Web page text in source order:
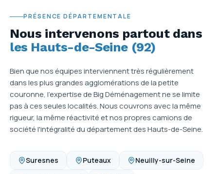
PRÉSENCE DÉPARTEMENTALE
Nous intervenons partout dans
les Hauts-de-Seine (92)
Bien que nos équipes interviennent très régulièrement
dans les plus grandes agglomérations de la petite
couronne, l'expertise de Big Déménagement ne se limite
pas à ces seules localités. Nous couvrons avec la même
rigueur, la même réactivité et nos propres camions de
société l'intégralité du département des Hauts-de-Seine.
Suresnes Puteaux Neuilly-sur-Seine